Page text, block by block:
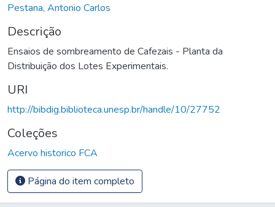
Pestana, Antonio Carlos
Descrição
Ensaios de sombreamento de Cafezais - Planta da
Distribuição dos Lotes Experimentais.
URI
http://bibdig.biblioteca.unesp.br/handle/10/27752
Coleções
Acervo historico FCA
Página do item completo